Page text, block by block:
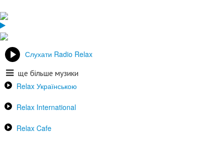
Слухати Radio Relax
ще більше музики
Relax Українською
Relax International
Relax Cafe